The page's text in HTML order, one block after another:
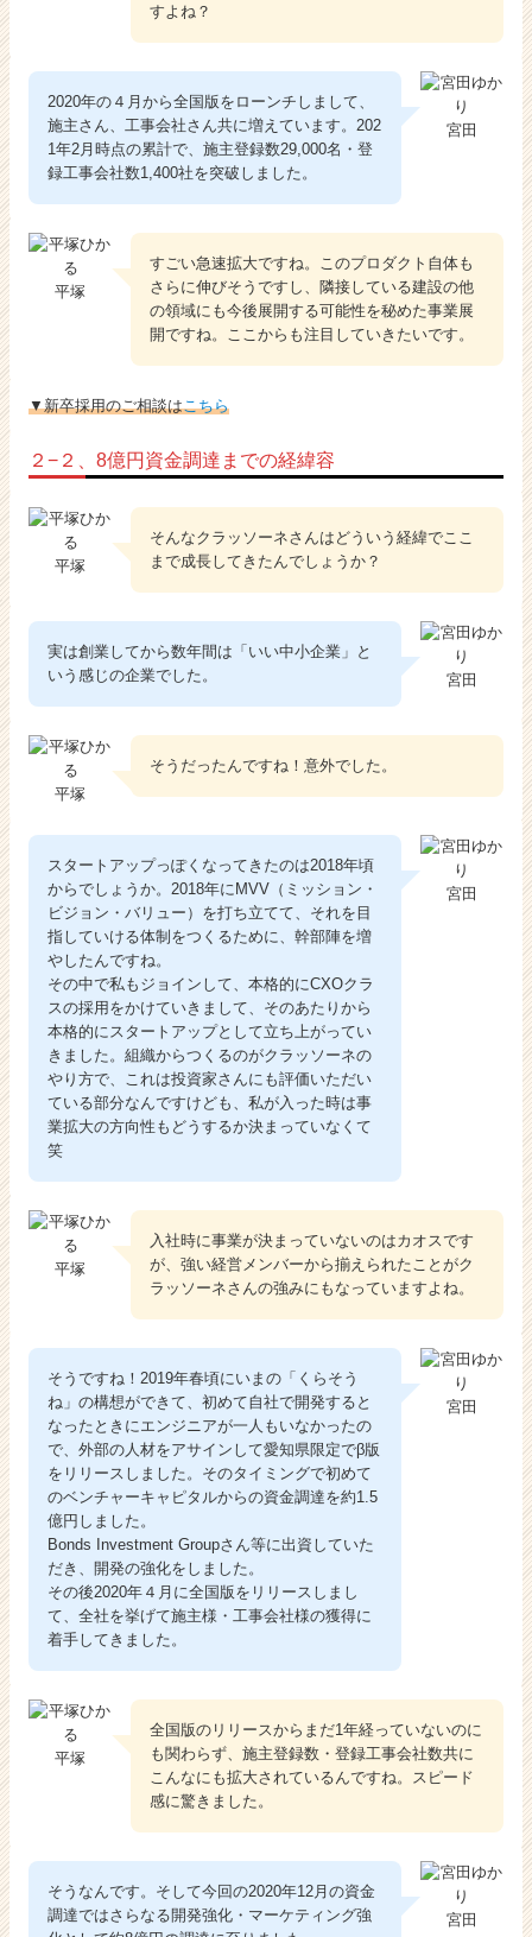
すよね？
宮田
2020年の４月から全国版をローンチしまして、
施主さん、工事会社さん共に増えています。202
1年2月時点の累計で、施主登録数29,000名・登
録工事会社数1,400社を突破しました。
平塚
すごい急速拡大ですね。このプロダクト自体も
さらに伸びそうですし、隣接している建設の他
の領域にも今後展開する可能性を秘めた事業展
開ですね。ここからも注目していきたいです。
▼新卒採用のご相談はこちら
２−２、8億円資金調達までの経緯容
平塚
そんなクラッソーネさんはどういう経緯でここ
まで成長してきたんでしょうか？
宮田
実は創業してから数年間は「いい中小企業」と
いう感じの企業でした。
平塚
そうだったんですね！意外でした。
宮田
スタートアップっぽくなってきたのは2018年頃
からでしょうか。2018年にMVV（ミッション・
ビジョン・バリュー）を打ち立てて、それを目
指していける体制をつくるために、幹部陣を増
やしたんですね。
その中で私もジョインして、本格的にCXOクラ
スの採用をかけていきまして、そのあたりから
本格的にスタートアップとして立ち上がってい
きました。組織からつくるのがクラッソーネの
やり方で、これは投資家さんにも評価いただい
ている部分なんですけども、私が入った時は事
業拡大の方向性もどうするか決まっていなくて
笑
平塚
入社時に事業が決まっていないのはカオスです
が、強い経営メンバーから揃えられたことがク
ラッソーネさんの強みにもなっていますよね。
宮田
そうですね！2019年春頃にいまの「くらそう
ね」の構想ができて、初めて自社で開発すると
なったときにエンジニアが一人もいなかったの
で、外部の人材をアサインして愛知県限定でβ版
をリリースしました。そのタイミングで初めて
のベンチャーキャピタルからの資金調達を約1.5
億円しました。
Bonds Investment Groupさん等に出資していた
だき、開発の強化をしました。
その後2020年４月に全国版をリリースしまし
て、全社を挙げて施主様・工事会社様の獲得に
着手してきました。
平塚
全国版のリリースからまだ1年経っていないのに
も関わらず、施主登録数・登録工事会社数共に
こんなにも拡大されているんですね。スピード
感に驚きました。
宮田
そうなんです。そして今回の2020年12月の資金
調達ではさらなる開発強化・マーケティング強